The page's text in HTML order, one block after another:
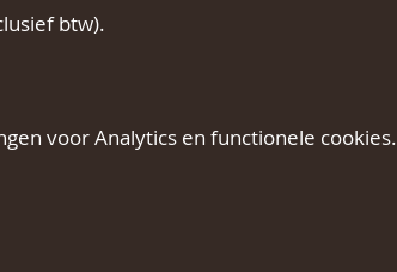
btw).
voor Analytics en functionele cookies.